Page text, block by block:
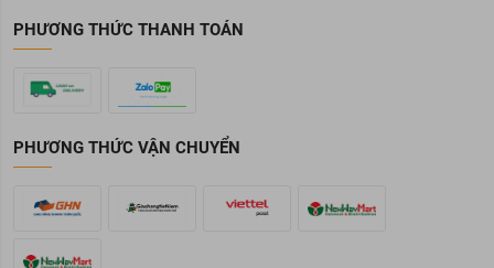
PHƯƠNG THỨC THANH TOÁN
PHƯƠNG THỨC VẬN CHUYỂN